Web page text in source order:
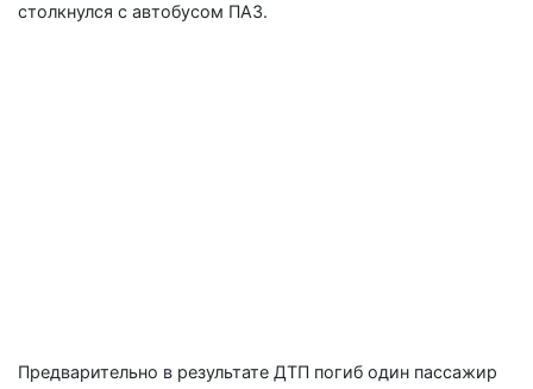
столкнулся с автобусом ПАЗ.
Предварительно в результате ДТП погиб один пассажир